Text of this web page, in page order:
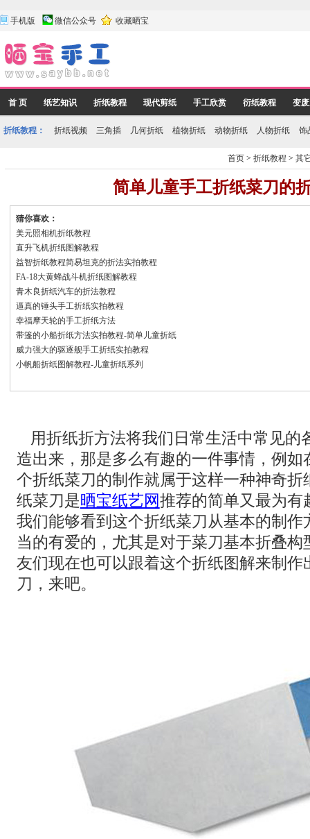
手机版 微信公众号 收藏晒宝
首 页 纸艺知识 折纸教程 现代剪纸 手工欣赏 衍纸教程 变
折纸教程： 折纸视频 三角插 几何折纸 植物折纸 动物折纸 人物折纸 饰
首页 >折纸教程 >其
简单儿童手工折纸菜刀的
猜你喜欢：
美元照相机折纸教程
直升飞机折纸图解教程
益智折纸教程简易坦克的折法实拍教程
FA-18大黄蜂战斗机折纸图解教程
青木良折纸汽车的折法教程
逼真的锤头手工折纸实拍教程
幸福摩天轮的手工折纸方法
带篷的小船折纸方法实拍教程-简单儿童折纸
威力强大的驱逐舰手工折纸实拍教程
小帆船折纸图解教程-儿童折纸系列
用折纸折方法将我们日常生活中常见的
造出来，那是多么有趣的一件事情，例如
个折纸菜刀的制作就属于这样一种神奇折
纸菜刀是晒宝纸艺网推荐的简单又最为有
我们能够看到这个折纸菜刀从基本的制作
当的有爱的，尤其是对于菜刀基本折叠构
友们现在也可以跟着这个折纸图解来制作
刀，来吧。